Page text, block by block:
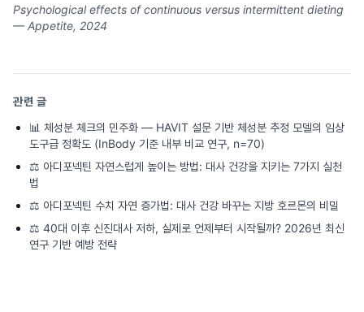
Psychological effects of continuous versus intermittent dieting
— Appetite, 2024
관련 글
📊 체성분 체크의 민주화 — HAVIT 설문 기반 체성분 추정 모델의 임상
도구급 정확도 (InBody 기준 내부 비교 연구, n=70)
⚖️ 아디포넥틴 자연스럽게 높이는 방법: 대사 건강을 지키는 7가지 실천
법
⚖️ 아디포넥틴 수치 자연 증가법: 대사 건강 바꾸는 지방 호르몬의 비밀
⚖️ 40대 이후 신진대사 저하, 실제로 언제부터 시작될까? 2026년 최신
연구 기반 예방 전략